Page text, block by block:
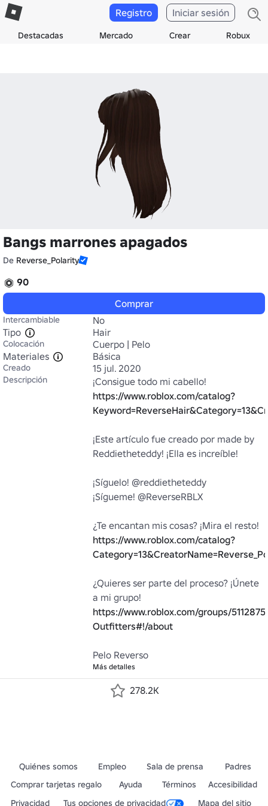
Destacadas Mercado Crear Robux
Registro Iniciar sesión
Bangs marrones apagados
De Reverse_Polarity
90
Comprar
Intercambiable
No
Tipo
Hair
Colocación
Cuerpo | Pelo
Materiales
Básica
Creado 15 jul. 2020
Descripción
https://www.roblox.com/catalog?
¡Este artículo fue creado por made by
Reddietheteddy! ¡Ella es increíble!
¡Síguelo! @reddietheteddy
¡Sígueme! @ReverseRBLX
https://www.roblox.com/catalog?
¿Quieres ser parte del proceso? ¡Únete
https://www.roblox.com/groups/
Outfitters#!/about
Pelo Reverso
Más detalles
278.2K
Quiénes somos Empleo Sala de prensa
Padres
Comprar tarjetas regalo
Ayuda Términos
Accesibilidad
Privacidad
Tus opciones de privacidad Mapa del sitio